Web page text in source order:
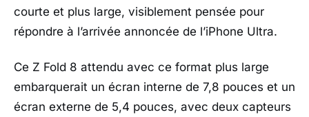
courte et plus large, visiblement pensée pour
répondre à l’arrivée annoncée de l’iPhone Ultra.
Ce Z Fold 8 attendu avec ce format plus large
embarquerait un écran interne de 7,8 pouces et un
écran externe de 5,4 pouces, avec deux capteurs